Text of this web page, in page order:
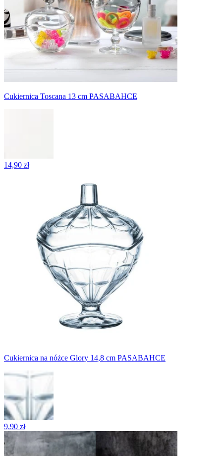
Cukiernica Toscana 13 cm PASABAHCE
14,90 zł
Cukiernica na nóżce Glory 14,8 cm PASABAHCE
9,90 zł